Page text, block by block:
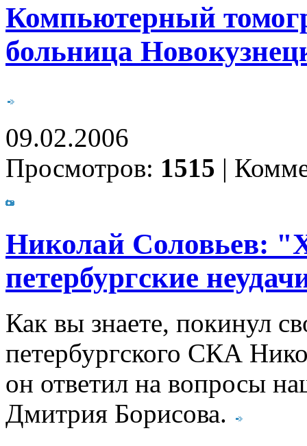
Компьютерный
больница
09.02.2006
Просмотров: 1515 |
Николай Соловьев:
петербургские
Как вы знаете, покинул
петербургского СКА
он ответил на вопросы
Дмитрия Борисова.